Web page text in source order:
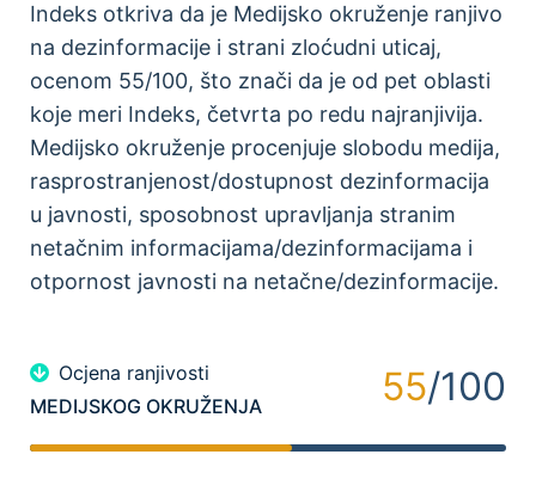
Indeks otkriva da je Medijsko okruženje ranjivo
na dezinformacije i strani zloćudni uticaj,
ocenom 55/100, što znači da je od pet oblasti
koje meri Indeks, četvrta po redu najranjivija.
Medijsko okruženje procenjuje slobodu medija,
rasprostranjenost/dostupnost dezinformacija
u javnosti, sposobnost upravljanja stranim
netačnim informacijama/dezinformacijama i
otpornost javnosti na netačne/dezinformacije.
Ocjena ranjivosti
MEDIJSKOG OKRUŽENJA
55/100